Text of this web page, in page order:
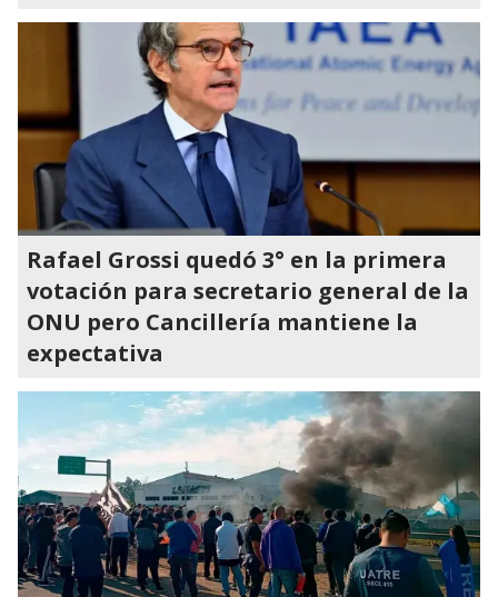
Rafael Grossi quedó 3° en la primera
votación para secretario general de la
ONU pero Cancillería mantiene la
expectativa